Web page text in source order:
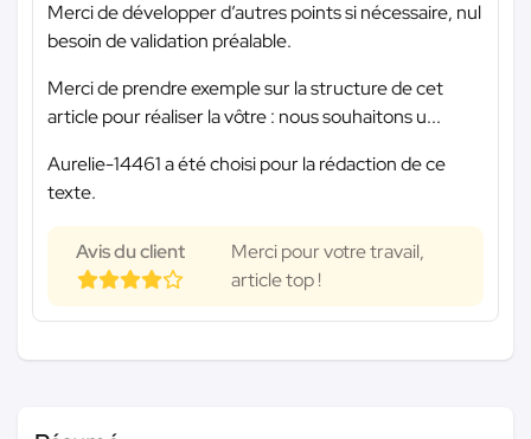
Merci de développer d’autres points si nécessaire, nul
besoin de validation préalable.
Merci de prendre exemple sur la structure de cet
article pour réaliser la vôtre : nous souhaitons u...
Aurelie-14461 a été choisi pour la rédaction de ce
texte.
Avis du client
Merci pour votre travail,
article top !